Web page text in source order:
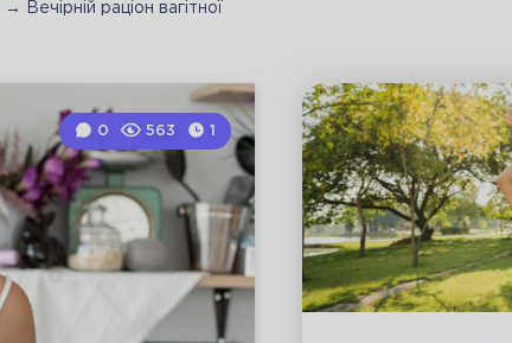
→ Вечірній раціон вагітної
0 563 1